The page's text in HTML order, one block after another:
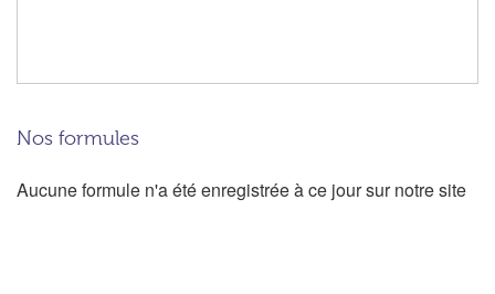
Nos formules
Aucune formule n'a été enregistrée à ce jour sur notre site